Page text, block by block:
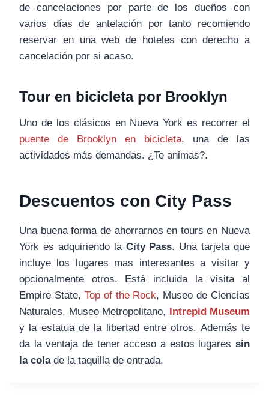
de cancelaciones por parte de los dueños con
varios días de antelación por tanto recomiendo
reservar en una web de hoteles con derecho a
cancelación por si acaso.
Tour en bicicleta por Brooklyn
Uno de los clásicos en Nueva York es recorrer el
puente de Brooklyn en bicicleta, una de las
actividades más demandas. ¿Te animas?.
Descuentos con City Pass
Una buena forma de ahorrarnos en tours en Nueva
York es adquiriendo la City Pass. Una tarjeta que
incluye los lugares mas interesantes a visitar y
opcionalmente otros. Está incluida la visita al
Empire State, Top of the Rock, Museo de Ciencias
Naturales, Museo Metropolitano, Intrepid Museum
y la estatua de la libertad entre otros. Además te
da la ventaja de tener acceso a estos lugares sin
la colade la taquilla de entrada.